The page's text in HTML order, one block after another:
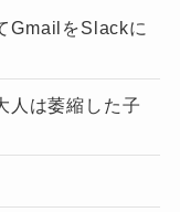
GmailをSlackに
人は萎縮した子